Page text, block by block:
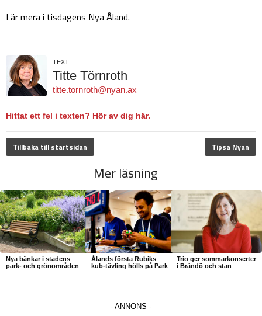
Lär mera i tisdagens Nya Åland.
TEXT:
Titte Törnroth
titte.tornroth@nyan.ax
Hittat ett fel i texten? Hör av dig här.
Tillbaka till startsidan Tipsa Nyan
Mer läsning
Nya bänkar i stadens
park- och grönområden
Ålands första Rubiks
kub-tävling hölls på Park
Trio ger sommarkonserter
i Brändö och stan